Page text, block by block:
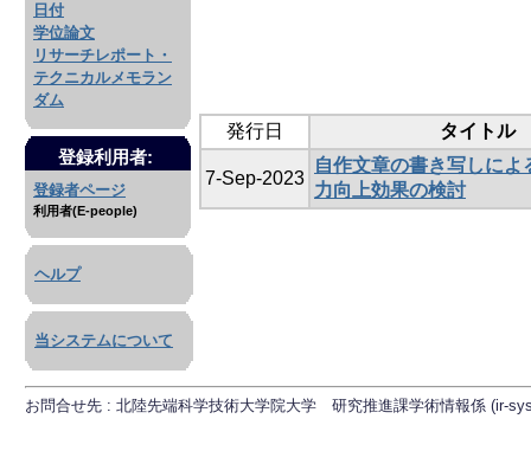
日付
学位論文
リサーチレポート・
テクニカルメモラン
ダム
登録利用者:
登録者ページ
利用者(E-people)
ヘルプ
当システムについて
発行日 タイトル
7-Sep-2023
自作文章の書き写しによ
力向上効果の検討
お問合せ先 : 北陸先端科学技術大学院大学 研究推進課学術情報係 (ir-